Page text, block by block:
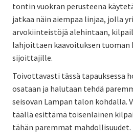
tontin vuokran perusteena
jatkaa näin aiempaa linjaa, jolla
arvokiinteistöjä alehintaan,
lahjoittaen kaavoituksen tuoman
sijoittajille.
Toivottavasti tässä tapauksessa
osataan ja halutaan tehdä
seisovan Lampan talon kohdalla.
täällä esittämä toisenlainen
tähän paremmat mahdollisuudet.